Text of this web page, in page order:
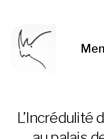
L’Incrédulité